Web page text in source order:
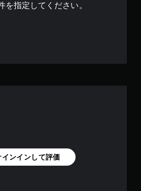
を指定してください。
インインして評価